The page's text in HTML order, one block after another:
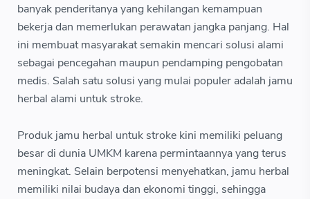
banyak penderitanya yang kehilangan kemampuan
bekerja dan memerlukan perawatan jangka panjang. Hal
ini membuat masyarakat semakin mencari solusi alami
sebagai pencegahan maupun pendamping pengobatan
medis. Salah satu solusi yang mulai populer adalah jamu
herbal alami untuk stroke.
Produk jamu herbal untuk stroke kini memiliki peluang
besar di dunia UMKM karena permintaannya yang terus
meningkat. Selain berpotensi menyehatkan, jamu herbal
memiliki nilai budaya dan ekonomi tinggi, sehingga